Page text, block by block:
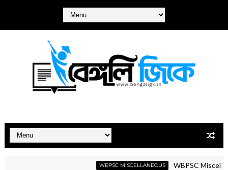
WBPSC MISCELLANEOUS WBPSC